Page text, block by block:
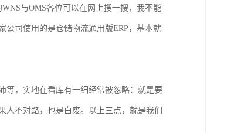
与OMS各位可以在网上搜一搜，我不能
公司使用的是仓储物流通用版ERP，基本就
等，实地在看库有一细经常被忽略：就是要
不对路，也是白废。以上三点，就是我们